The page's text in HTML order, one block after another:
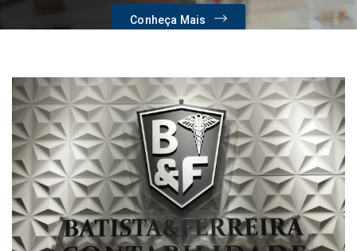
Conheça Mais